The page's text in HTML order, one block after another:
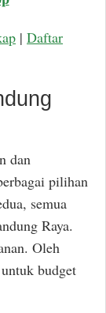
| Daftar
dan
pilihan
semua
Raya.
Oleh
budget